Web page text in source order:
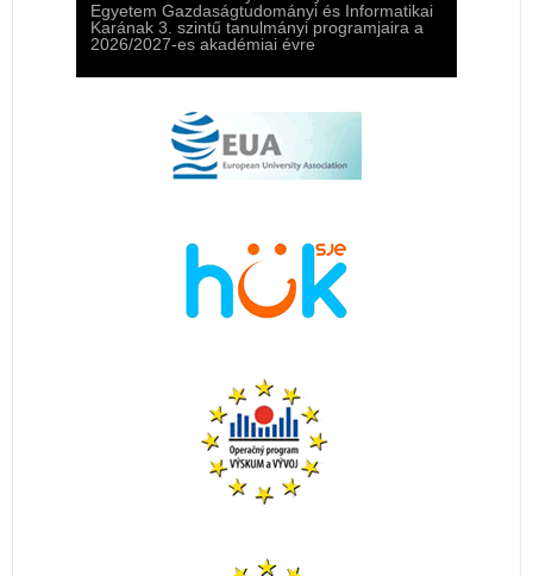
Egyetem Gazdaságtudományi és Informatikai
Karának 3. szintű tanulmányi programjaira a
2026/2027-es akadémiai évre